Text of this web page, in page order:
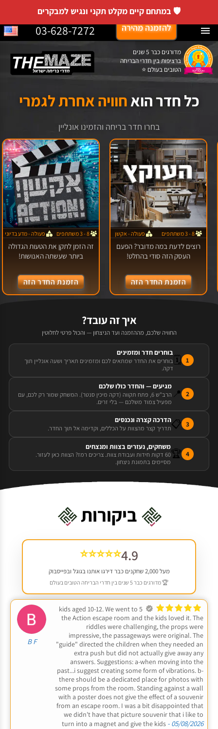
דלג
לתוכן
🛡️ במתחם קיים מקלט תקני ונגיש למבקרים
Menu
להזמנה מהירה 03-628-7272
מדורגים כבר 5 שנים
ברציפות בין חדרי הבריחה
הטובים בעולם ⭐
כל חדר הואחוויה אחרת לגמרי
בחרו חדר בריחה והזמינו אונליין
8 - 3 משתתפים פעולה - אקשן
רוצים לדעת במה מדובר? הפעם
העסק הזה סודי בהחלט!
הזמנת החדר הזה
8 - 3 משתתפים פעולה - מדע בדיוני
זה הזמן לתקן את הטעות הגדולה
ביותר שעשתה האנושות!
הזמנת החדר הזה
איך זה עובד?
החוויה שלכם, מההזמנה ועד הניצחון — והכול פרטי לחלוטין
1
🗓️
בוחרים חדר ומזמינים
בוחרים את החדר שמתאים לכם ומזמינים תאריך ושעה אונליין תוך
דקה.
2
📍
מגיעים — והחדר כולו שלכם
הרב"ש 6, פתח תקווה (דקה מיכין סנטר). המשחק שמור רק לכם, עם
מפעיל צמוד משלכם — בלי זרים.
3
📋הדרכה קצרה ונכנסים
תדריך קצר מהצוות על הכללים, וקדימה אל תוך החדר.
4
🏆
משחקים, נעזרים בצוות ומנצחים
60 דקות חידות ועבודת צוות. צריכים רמז? הצוות כאן לעזור.
מסיימים בתמונת ניצחון.
ביקורות
4.9
⭐⭐⭐⭐⭐
מעל 2,000 שחקנים כבר דירגו אותנו בגוגל ובפייסבוק
🏆 מדורגים כבר 5 שנים בין חדרי הבריחה הטובים בעולם
B F
5 kids aged 10-12. We went to
the Action escape room and the kids loved it. The
riddles were challenging, the props were
impressive, the passageways were original. The
"guide" directed the children when they needed an
extra push but did not actually give away any
answers. Suggestions: a-when moving into the
past...i suggest creating some form of vibrations. b-
there should be a dedicated place for photos with
some props from the room. Standing against a wall
with a poster does not give the effect of a souvenir
from an escape room. I was a bit disappointed that
we didn't have that picture souvenir that i like to
turn into a magnet and give the kids - 05/08/2026